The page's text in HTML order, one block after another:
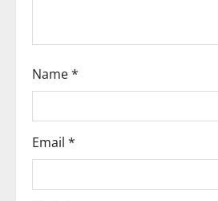
i
o
n
Name*
Email *